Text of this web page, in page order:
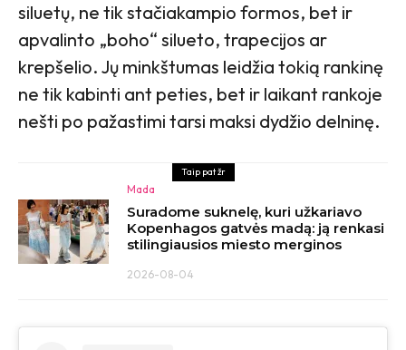
siluetų, ne tik stačiakampio formos, bet ir
apvalinto „boho“ silueto, trapecijos ar
krepšelio. Jų minkštumas leidžia tokią rankinę
ne tik kabinti ant peties, bet ir laikant rankoje
nešti po pažastimi tarsi maksi dydžio delninę.
Taip pat žr
Mada
Suradome suknelę, kuri užkariavo
Kopenhagos gatvės madą: ją renkasi
stilingiausios miesto merginos
2026-08-04